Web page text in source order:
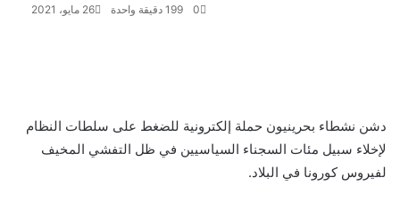
26 مايو، 2021 0 دقيقة واحدة
كإ
ن
b
l
r
ي
ر
ي
d
i
t
ا
ب
دشن نشطاء بحرينيون حملة إلكترونية للضغط على سلطات النظام
لإخلاء سبيل مئات السجناء السياسيين في ظل التفشي المخيف
لفيروس كورونا في البلاد.